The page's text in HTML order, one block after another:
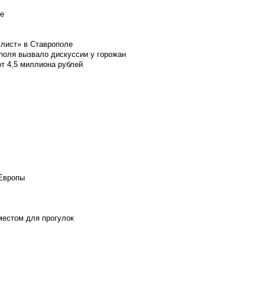
в Ставрополе
вызвало дискуссии у горожан
4,5 миллиона рублей
для прогулок